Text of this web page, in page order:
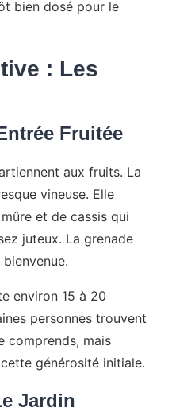
bien dosé pour le
: Les
Fruitée
aux fruits. La
vineuse. Elle
et de cassis qui
juteux. La grenade
environ 15 à 20
personnes trouvent
comprends, mais
générosité initiale.
Jardin